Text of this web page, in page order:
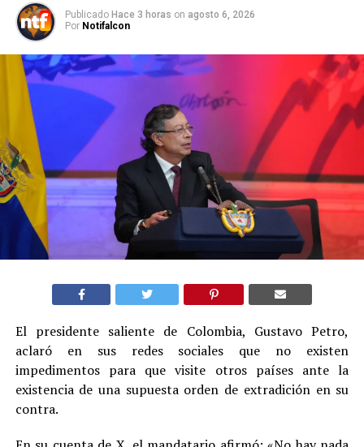
Publicado Hace 3 horas on agosto 6, 2026
Por Notifalcon
El presidente saliente de Colombia, Gustavo Petro,
aclaró en sus redes sociales que no existen
impedimentos para que visite otros países ante la
existencia de una supuesta orden de extradición en su
contra.